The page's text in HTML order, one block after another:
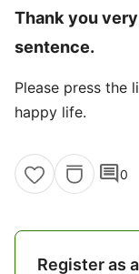
Thank you
sentence.
Please press
happy life.
comment0
Register as